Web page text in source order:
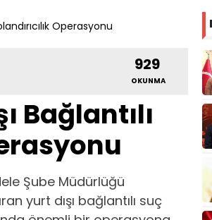
Operasyonu
929
OKUNMA
Bağlantılı
Şube Müdürlüğü
yurt dışı bağlantılı suç